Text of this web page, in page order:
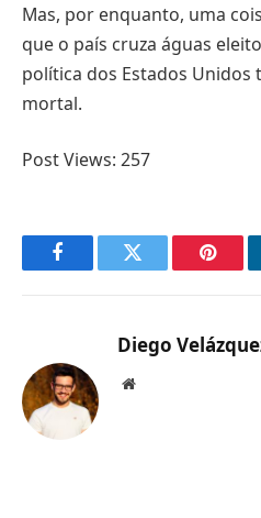
Mas, por enquanto, uma
que o país cruza águas
política dos Estados
mortal.
Post Views: 257
FacebookTwitter
Diego
Website